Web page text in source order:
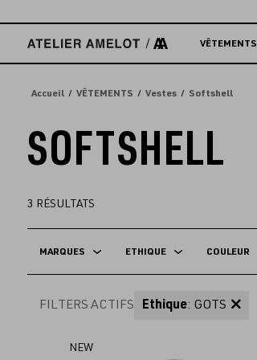
directement
contenu
VÊTEMENTS
Accueil VÊTEMENTS Vestes Softshell
SOFTSHELL
3 RÉSULTATS
MARQUES ETHIQUE COULEUR
FILTERS ACTIFS Ethique: GOTS
NEW